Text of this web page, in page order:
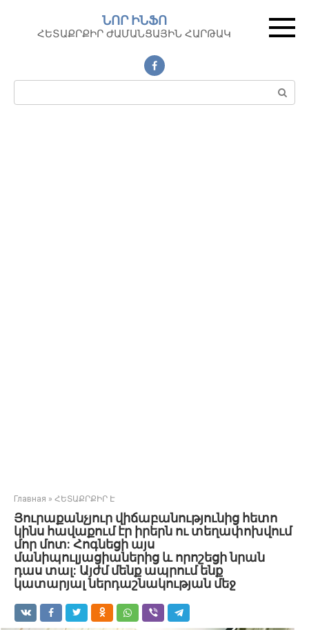
контенту
ՆՈՐ ԻՆՖՈ
ՀԵՏԱՔՐՔԻՐ ԺԱՄԱՆՑԱՅԻՆ ՀԱՐԹԱԿ
Поиск:
Главная » ՀԵՏԱՔՐՔԻՐ Է
Յուրաքանչյուր վիճաբանությունից հետո
կինս հավաքում էր իրերն ու տեղափոխվում
մոր մոտ: Հոգնեցի այս
մանիպուլյացիաներից և որոշեցի նրան
դաս տալ: Այժմ մենք ապրում ենք
կատարյալ ներդաշնակության մեջ